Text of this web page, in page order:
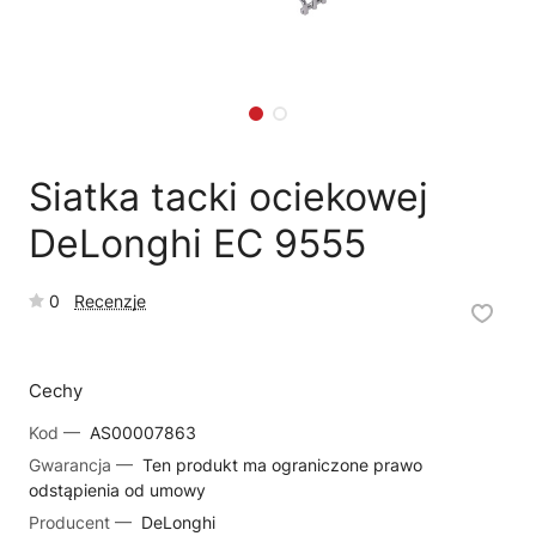
Siatka tacki ociekowej
DeLonghi EC 9555
0 Recenzje
Cechy
Kod — AS00007863
Gwarancja — Ten produkt ma ograniczone prawo
odstąpienia od umowy
Producent — DeLonghi